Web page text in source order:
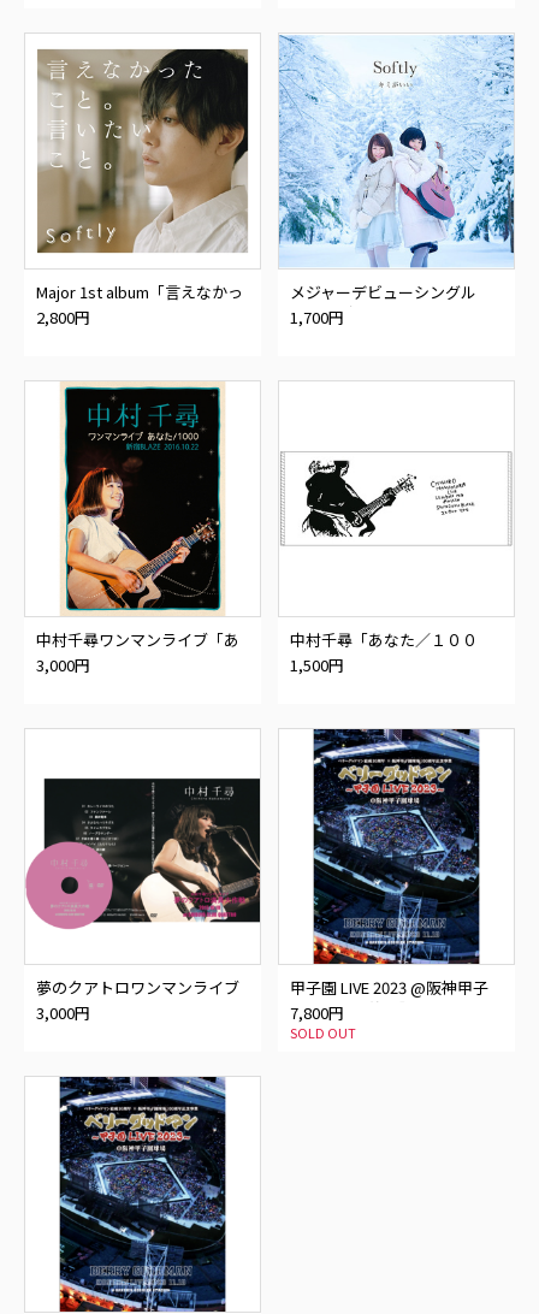
Major 1st album「言えなかっ
たこと。言いたいこと。」初
2,800円
メジャーデビューシングル
「キミがいい」 初回盤
1,700円
中村千尋ワンマンライブ「あ
なた／１０００」LIVE DVD
3,000円
中村千尋「あなた／１００
０」LIVE DVD発売記念 フェイ
1,500円
夢のクアトロワンマンライブ
DVD
3,000円
甲子園 LIVE 2023 @阪神甲子
園球場【予約分】
7,800円
SOLD OUT